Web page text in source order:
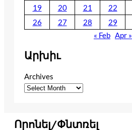
19
20 21 22
26
27 28 29
« Feb Apr »
Արխիւ
Archives
Որոնել/Փնտռել